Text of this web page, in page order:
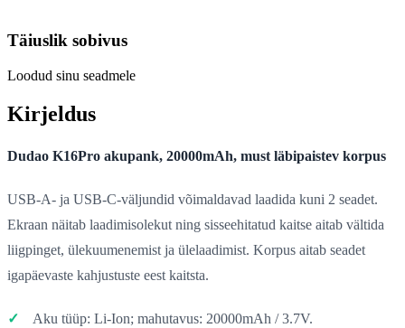
Täiuslik sobivus
Loodud sinu seadmele
Kirjeldus
Dudao K16Pro akupank, 20000mAh, must läbipaistev korpus
USB-A- ja USB-C-väljundid võimaldavad laadida kuni 2 seadet.
Ekraan näitab laadimisolekut ning sisseehitatud kaitse aitab vältida
liigpinget, ülekuumenemist ja ülelaadimist. Korpus aitab seadet
igapäevaste kahjustuste eest kaitsta.
Aku tüüp: Li-Ion; mahutavus: 20000mAh / 3.7V.